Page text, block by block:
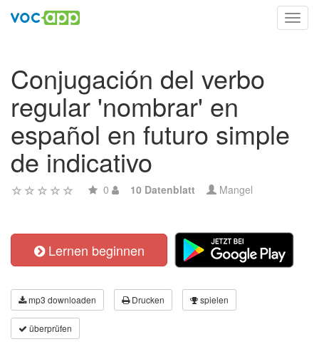
Conjugación del verbo
regular 'nombrar' en
español en futuro simple
de indicativo
0 10 Datenblatt Mangel
Lernen beginnen
mp3 downloaden Drucken spielen
überprüfen